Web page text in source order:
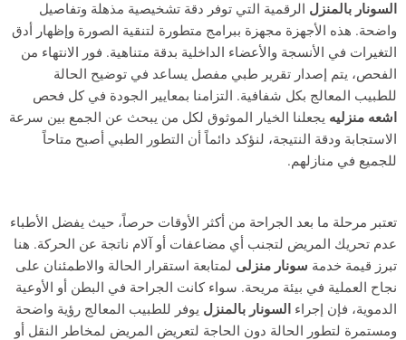
السونار بالمنزل الرقمية التي توفر دقة تشخيصية مذهلة وتفاصيل
واضحة. هذه الأجهزة مجهزة ببرامج متطورة لتنقية الصورة وإظهار أدق
التغيرات في الأنسجة والأعضاء الداخلية بدقة متناهية. فور الانتهاء من
الفحص، يتم إصدار تقرير طبي مفصل يساعد في توضيح الحالة
للطبيب المعالج بكل شفافية. التزامنا بمعايير الجودة في كل فحص
اشعه منزليه يجعلنا الخيار الموثوق لكل من يبحث عن الجمع بين سرعة
الاستجابة ودقة النتيجة، لنؤكد دائماً أن التطور الطبي أصبح متاحاً
للجميع في منازلهم.
تعتبر مرحلة ما بعد الجراحة من أكثر الأوقات حرصاً، حيث يفضل الأطباء
عدم تحريك المريض لتجنب أي مضاعفات أو آلام ناتجة عن الحركة. هنا
تبرز قيمة خدمة سونار منزلى لمتابعة استقرار الحالة والاطمئنان على
نجاح العملية في بيئة مريحة. سواء كانت الجراحة في البطن أو الأوعية
الدموية، فإن إجراء السونار بالمنزل يوفر للطبيب المعالج رؤية واضحة
ومستمرة لتطور الحالة دون الحاجة لتعريض المريض لمخاطر النقل أو